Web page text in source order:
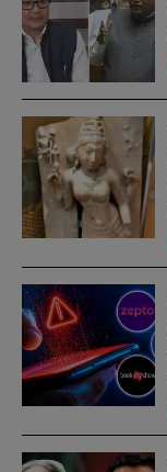
N
a
m
e
*
E
m
a
i
l
*
N
u
b
e
N
a
m
e
*
E
m
a
i
l
*
N
u
b
e